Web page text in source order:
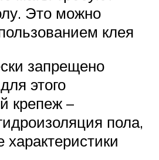
Это можно
клея
запрещено
этого
крепеж –
пола,